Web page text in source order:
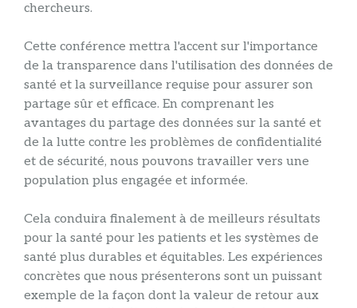
chercheurs.
Cette conférence mettra l'accent sur l'importance
de la transparence dans l'utilisation des données de
santé et la surveillance requise pour assurer son
partage sûr et efficace. En comprenant les
avantages du partage des données sur la santé et
de la lutte contre les problèmes de confidentialité
et de sécurité, nous pouvons travailler vers une
population plus engagée et informée.
Cela conduira finalement à de meilleurs résultats
pour la santé pour les patients et les systèmes de
santé plus durables et équitables. Les expériences
concrètes que nous présenterons sont un puissant
exemple de la façon dont la valeur de retour aux